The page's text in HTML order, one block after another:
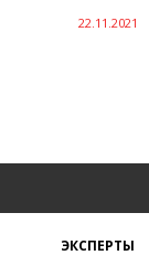
22.11.2021
ЭКСПЕРТЫ